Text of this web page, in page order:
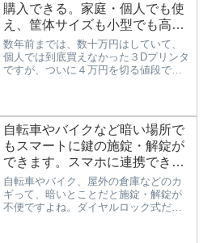
購入できる。家庭・個人でも使
え、筐体サイズも小型でも高性
能な「3Dプリンター ダヴィン
チ Jr. 1.0」
数年前までは、数十万円はしていて、
個人では到底買えなかった３Dプリンタ
ですが、ついに４万円を切る値段で購
リンターがあってもいいですね。しか
もこの「ダヴィンチ Jr.」は、３Dプリ
ンタでも有名なダヴィンチの小型版な
ので、性能的にもかなり良い物に仕上
ものが作れるようになれば、壊れてし
まった部品なども自分で作ることもで
きますし、世界に一つのオリジナルグ
自転車やバイクなど暗い場所で
もスマートに鍵の施錠・解錠が
できます。スマホに連携できる
南京錠「Noke（ノーキ）」
自転車やバイク、屋外の倉庫などのカ
ギって、暗いとことだと施錠・解錠が
不便ですよね。ダイヤルロック式だと